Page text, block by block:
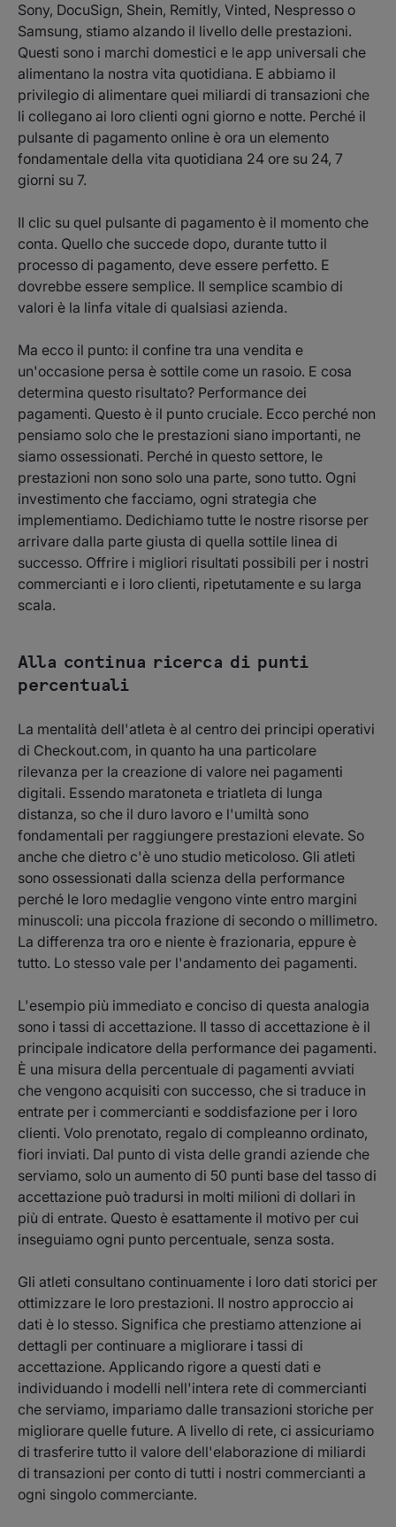
Sony, DocuSign, Shein, Remitly, Vinted, Nespresso o
Samsung, stiamo alzando il livello delle prestazioni.
Questi sono i marchi domestici e le app universali che
alimentano la nostra vita quotidiana. E abbiamo il
privilegio di alimentare quei miliardi di transazioni che
li collegano ai loro clienti ogni giorno e notte. Perché il
pulsante di pagamento online è ora un elemento
fondamentale della vita quotidiana 24 ore su 24, 7
giorni su 7.
Il clic su quel pulsante di pagamento è il momento che
conta. Quello che succede dopo, durante tutto il
processo di pagamento, deve essere perfetto. E
dovrebbe essere semplice. Il semplice scambio di
valori è la linfa vitale di qualsiasi azienda.
Ma ecco il punto: il confine tra una vendita e
un'occasione persa è sottile come un rasoio. E cosa
determina questo risultato? Performance dei
pagamenti. Questo è il punto cruciale. Ecco perché non
pensiamo solo che le prestazioni siano importanti, ne
siamo ossessionati. Perché in questo settore, le
prestazioni non sono solo una parte, sono tutto. Ogni
investimento che facciamo, ogni strategia che
implementiamo. Dedichiamo tutte le nostre risorse per
arrivare dalla parte giusta di quella sottile linea di
successo. Offrire i migliori risultati possibili per i nostri
commercianti e i loro clienti, ripetutamente e su larga
scala.
Alla continua ricerca di punti
percentuali
La mentalità dell'atleta è al centro dei principi operativi
di Checkout.com, in quanto ha una particolare
rilevanza per la creazione di valore nei pagamenti
digitali. Essendo maratoneta e triatleta di lunga
distanza, so che il duro lavoro e l'umiltà sono
fondamentali per raggiungere prestazioni elevate. So
anche che dietro c'è uno studio meticoloso. Gli atleti
sono ossessionati dalla scienza della performance
perché le loro medaglie vengono vinte entro margini
minuscoli: una piccola frazione di secondo o millimetro.
La differenza tra oro e niente è frazionaria, eppure è
tutto. Lo stesso vale per l'andamento dei pagamenti.
L'esempio più immediato e conciso di questa analogia
sono i tassi di accettazione. Il tasso di accettazione è il
principale indicatore della performance dei pagamenti.
È una misura della percentuale di pagamenti avviati
che vengono acquisiti con successo, che si traduce in
entrate per i commercianti e soddisfazione per i loro
clienti. Volo prenotato, regalo di compleanno ordinato,
fiori inviati. Dal punto di vista delle grandi aziende che
serviamo, solo un aumento di 50 punti base del tasso di
accettazione può tradursi in molti milioni di dollari in
più di entrate. Questo è esattamente il motivo per cui
inseguiamo ogni punto percentuale, senza sosta.
Gli atleti consultano continuamente i loro dati storici per
ottimizzare le loro prestazioni. Il nostro approccio ai
dati è lo stesso. Significa che prestiamo attenzione ai
dettagli per continuare a migliorare i tassi di
accettazione. Applicando rigore a questi dati e
individuando i modelli nell'intera rete di commercianti
che serviamo, impariamo dalle transazioni storiche per
migliorare quelle future. A livello di rete, ci assicuriamo
di trasferire tutto il valore dell'elaborazione di miliardi
di transazioni per conto di tutti i nostri commercianti a
ogni singolo commerciante.